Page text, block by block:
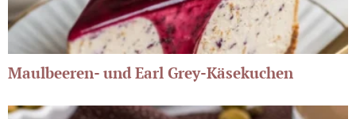
Maulbeeren- und Earl Grey-Käsekuchen